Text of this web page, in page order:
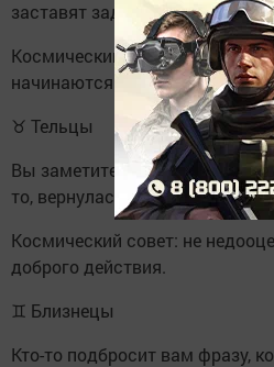
заставят задуматься о чем-
Космический совет: большие
начинаются с малозаметных
♉ Тельцы
Вы заметите, что мелочь,
то, вернулась к вам добром.
Космический совет: не
доброго действия.
♊ Близнецы
Кто-то подбросит вам фразу,